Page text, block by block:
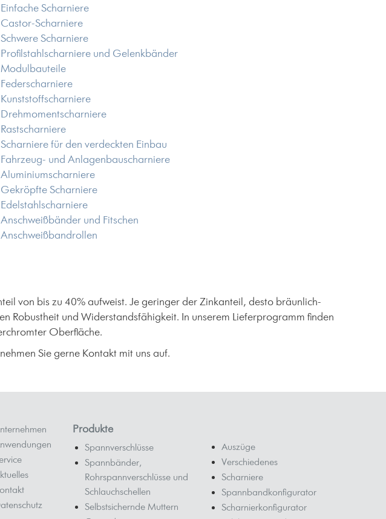
Einfache Scharniere
Castor-Scharniere
Schwere Scharniere
Profilstahlscharniere und Gelenkbänder
Modulbauteile
Federscharniere
Kunststoffscharniere
Drehmomentscharniere
Rastscharniere
Scharniere für den verdeckten Einbau
Fahrzeug- und Anlagenbauscharniere
Aluminiumscharniere
Gekröpfte Scharniere
Edelstahlscharniere
Anschweißbänder und Fitschen
Anschweißbandrollen
von bis zu 40% aufweist. Je geringer der Zinkanteil, desto bräunlich-
Robustheit und Widerstandsfähigkeit. In unserem Lieferprogramm finden
Oberfläche.
Sie gerne Kontakt mit uns auf.
Produkte
Spannverschlüsse
Spannbänder,
Rohrspannverschlüsse und
Schlauchschellen
Selbstsichernde Muttern
Auszüge
Verschiedenes
Scharniere
Spannbandkonfigurator
Scharnierkonfigurator